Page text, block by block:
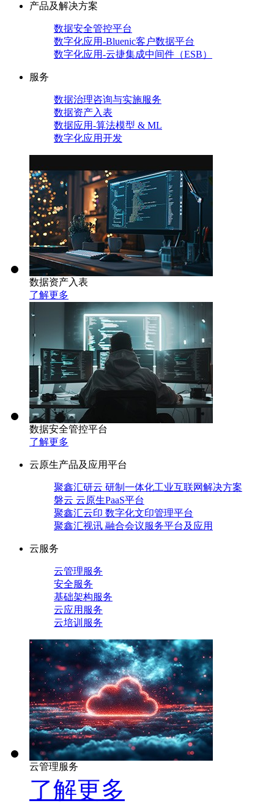
产品及解决方案
数据安全管控平台
数字化应用-Bluenic客户数据平台
数字化应用-云捷集成中间件（ESB）
服务
数据治理咨询与实施服务
数据资产入表
数据应用-算法模型 & ML
数字化应用开发
数据资产入表
了解更多
数据安全管控平台
了解更多
云原生产品及应用平台
聚鑫汇研云 研制一体化工业互联网解决方案
磐云 云原生PaaS平台
聚鑫汇云印 数字化文印管理平台
聚鑫汇视讯 融合会议服务平台及应用
云服务
云管理服务
安全服务
基础架构服务
云应用服务
云培训服务
云管理服务
了解更多